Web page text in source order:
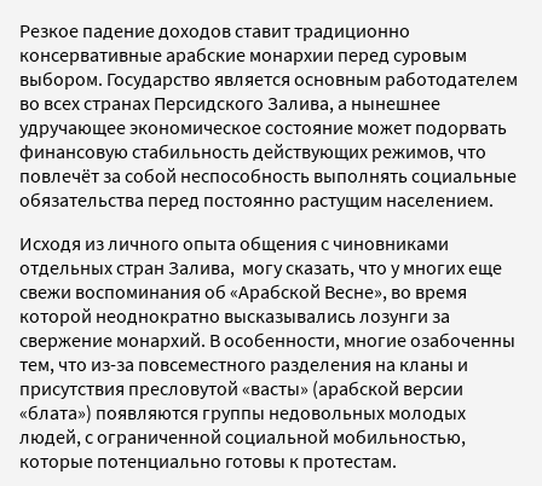
Резкое падение доходов ставит традиционно
консервативные арабские монархии перед суровым
выбором. Государство является основным работодателем
во всех странах Персидского Залива, а нынешнее
удручающее экономическое состояние может подорвать
финансовую стабильность действующих режимов, что
повлечёт за собой неспособность выполнять социальные
обязательства перед постоянно растущим населением.
Исходя из личного опыта общения с чиновниками
отдельных стран Залива, могу сказать, что у многих еще
свежи воспоминания об «Арабской Весне», во время
которой неоднократно высказывались лозунги за
свержение монархий. В особенности, многие озабоченны
тем, что из-за повсеместного разделения на кланы и
присутствия пресловутой «васты» (арабской версии
«блата») появляются группы недовольных молодых
людей, с ограниченной социальной мобильностью,
которые потенциально готовы к протестам.